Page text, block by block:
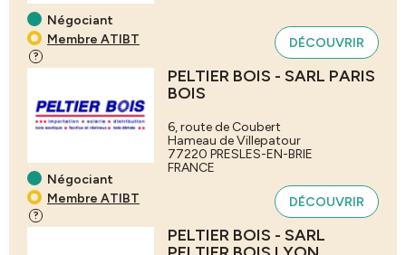
Négociant
Membre ATIBT
?
DÉCOUVRIR
Négociant
Membre ATIBT
?
PELTIER BOIS - SARL PARIS
BOIS
6, route de Coubert
Hameau de Villepatour
77220 PRESLES-EN-BRIE
FRANCE
DÉCOUVRIR
PELTIER BOIS - SARL